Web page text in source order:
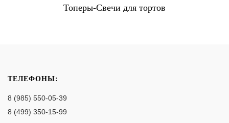
Коробки для тортов
ТЕЛЕФОНЫ:
8 (985) 550-05-39
8 (499) 350-15-99